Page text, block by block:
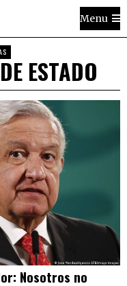
Menu
ESTADO
Nosotros no